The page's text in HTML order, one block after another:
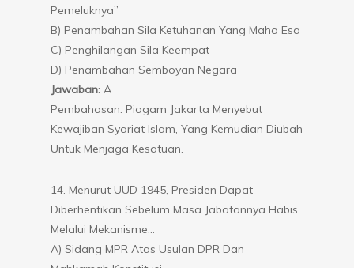
Pemeluknya”
B) Penambahan Sila Ketuhanan Yang Maha Esa
C) Penghilangan Sila Keempat
D) Penambahan Semboyan Negara
Jawaban: A
Pembahasan: Piagam Jakarta Menyebut
Kewajiban Syariat Islam, Yang Kemudian Diubah
Untuk Menjaga Kesatuan.
14. Menurut UUD 1945, Presiden Dapat
Diberhentikan Sebelum Masa Jabatannya Habis
Melalui Mekanisme…
A) Sidang MPR Atas Usulan DPR Dan